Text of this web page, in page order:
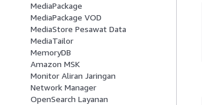
MediaPackage
MediaPackage VOD
MediaStore Pesawat Data
MediaTailor
MemoryDB
Amazon MSK
Monitor Aliran Jaringan
Network Manager
OpenSearch Layanan